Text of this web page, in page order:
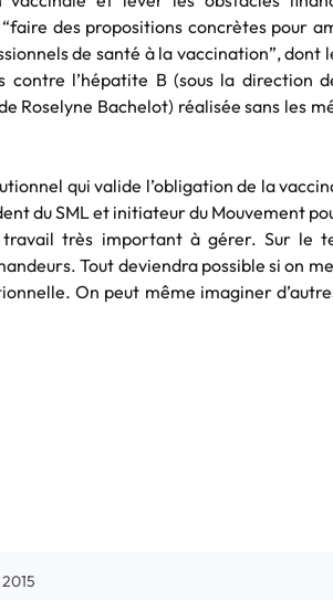
des propositions concrètes pour
de santé à la vaccination”, dont
contre l’hépatite B (sous la direction
Roselyne Bachelot) réalisée sans les
qui valide l’obligation de la
du SML et initiateur du Mouvement
très important à gérer. Sur le
Tout deviendra possible si on
On peut même imaginer